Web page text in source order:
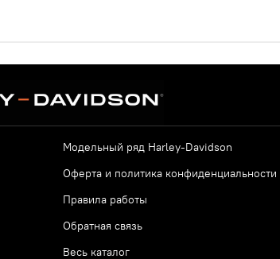
Модельный ряд Harley-Davidson
Оферта и политика конфиденциальности
Правила работы
Обратная связь
Весь каталог